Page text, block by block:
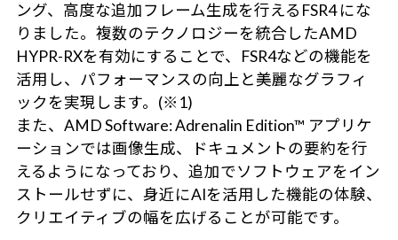
ング、高度な追加フレーム生成を行えるFSR4 にな
りました。複数のテクノロジーを統合したAMD
HYPR-RXを有効にすることで、FSR4などの機能を
活用し、パフォーマンスの向上と美麗なグラフィ
ックを実現します。(※1)
また、AMD Software: Adrenalin Edition™ アプリケ
ーションでは画像生成、ドキュメントの要約を行
えるようになっており、追加でソフトウェアをイン
ストールせずに、身近にAIを活用した機能の体験、
クリエイティブの幅を広げることが可能です。